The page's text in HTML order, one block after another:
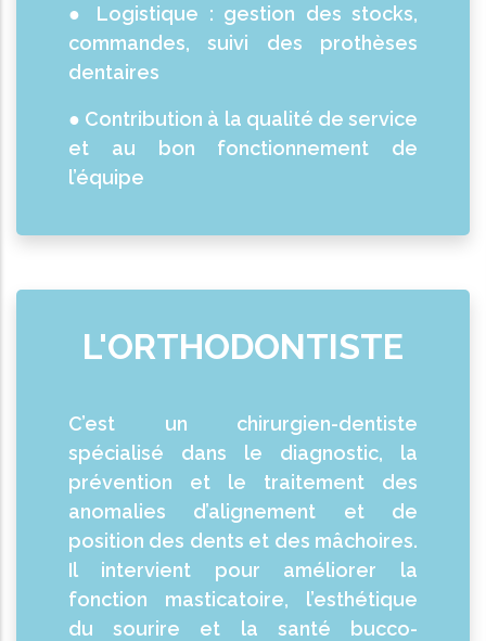
● Logistique : gestion des stocks,
commandes, suivi des prothèses
dentaires
● Contribution à la qualité de service
et au bon fonctionnement de
l’équipe
L'ORTHODONTISTE
C’est un chirurgien-dentiste
spécialisé dans le diagnostic, la
prévention et le traitement des
anomalies d’alignement et de
position des dents et des mâchoires.
Il intervient pour améliorer la
fonction masticatoire, l’esthétique
du sourire et la santé bucco-